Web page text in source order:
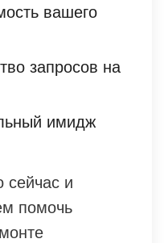
вашего
запросов на
имидж
сейчас и
помочь